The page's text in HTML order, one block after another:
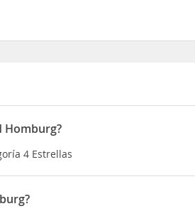
Homburg?
4 Estrellas